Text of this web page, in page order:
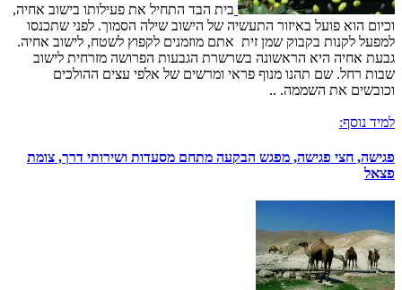
בית הבד התחיל את פעילותו בישוב אחיה,
וכיום הוא פועל באיזור התעשיה של הישוב שילה הסמוך. לפני שתכנסו
למפעל לקנות בקבוק שמן זית אתם מוזמנים לקפוץ לשטח, לישוב אחיה.
גבעת אחיה היא הראשונה בשרשרת הגבעות הפרושה מזרחית לישוב
שבות רחל. שם תהנו מנוף פראי ומרשים של אלפי עצים ההולכים
וכובשים את השממה. ..
למיד נוסף:
פגישה, חצי פגישה, מפגש הבקעה מתחם מסעדות ושירותי דרך, צומת
פצאל